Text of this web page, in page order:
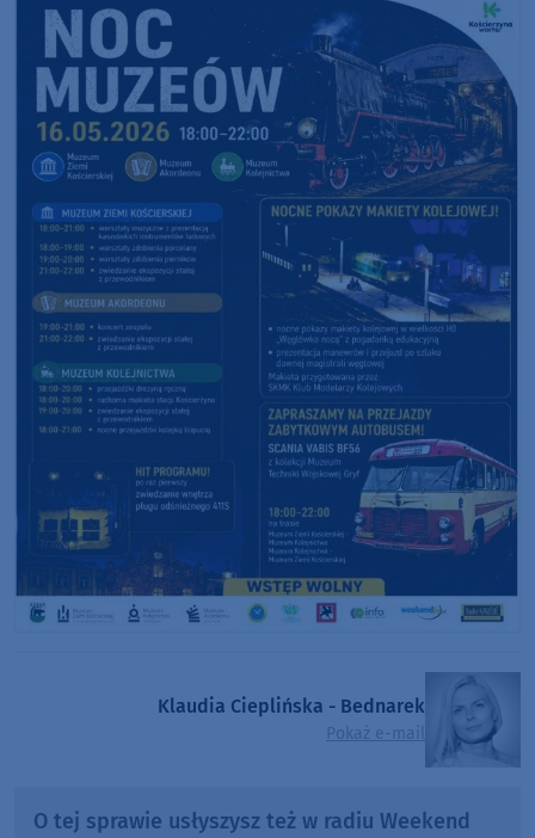
Klaudia Cieplińska - Bednarek
Pokaż e-mail
O tej sprawie usłyszysz też w radiu Weekend